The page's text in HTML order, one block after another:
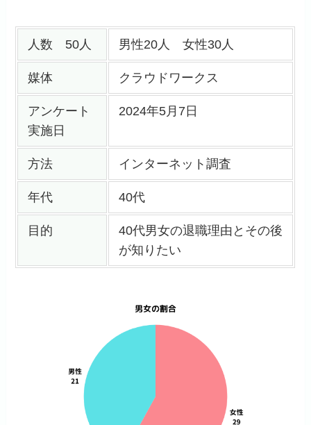
人数 50人 男性20人 女性30人
媒体 クラウドワークス
アンケート
実施日
2024年5月7日
方法 インターネット調査
年代 40代
目的
40代男女の退職理由とその後
が知りたい